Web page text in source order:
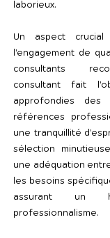
laborieux.
Un aspect
l'engagement de
consultants
consultant fait
approfondies
références
une tranquillité
sélection
une adéquation
les besoins
assurant un
professionnalisme.